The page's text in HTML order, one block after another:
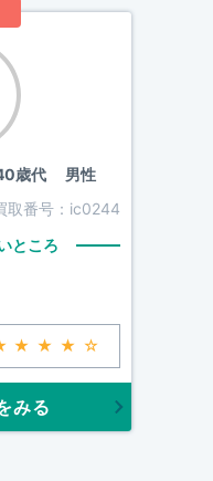
代 男性
取番号： ic0244
ところ
みる